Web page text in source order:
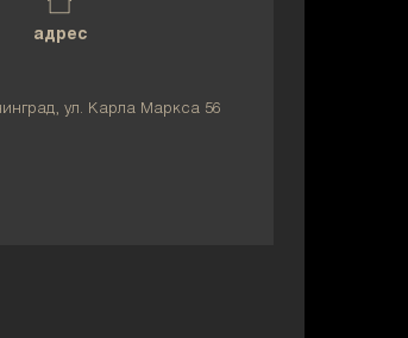
адрес
ул. Карла Маркса 56